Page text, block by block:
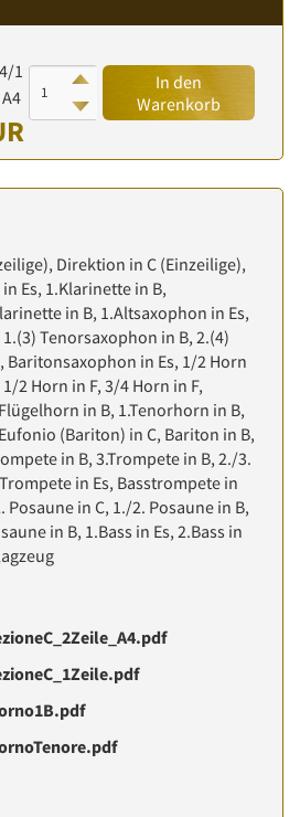
1
In den
Warenkorb
Direktion in C (Einzeilige),
Es, 1.Klarinette in B,
in B, 1.Altsaxophon in Es,
Tenorsaxophon in B, 2.(4)
Baritonsaxophon in Es, 1/2 Horn
2 Horn in F, 3/4 Horn in F,
in B, 1.Tenorhorn in B,
(Bariton) in C, Bariton in B,
in B, 3.Trompete in B, 2./3.
in Es, Basstrompete in
Posaune in C, 1./2. Posaune in B,
in B, 1.Bass in Es, 2.Bass in